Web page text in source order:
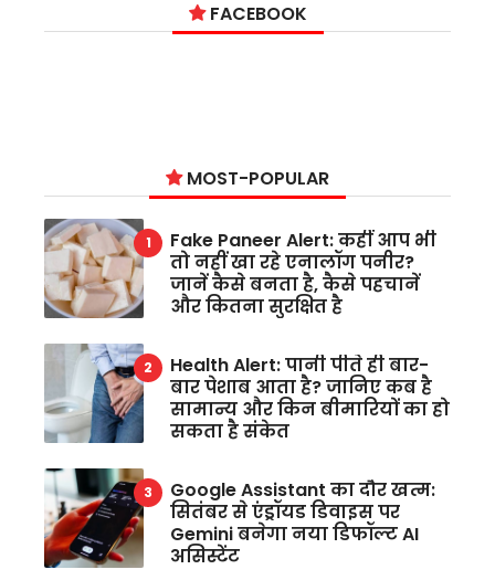
FACEBOOK
MOST-POPULAR
Fake Paneer Alert: कहीं आप भी
तो नहीं खा रहे एनालॉग पनीर?
जानें कैसे बनता है, कैसे पहचानें
और कितना सुरक्षित है
Health Alert: पानी पीते ही बार-
बार पेशाब आता है? जानिए कब है
सामान्य और किन बीमारियों का हो
सकता है संकेत
Google Assistant का दौर खत्म:
सितंबर से एंड्रॉयड डिवाइस पर
Gemini बनेगा नया डिफॉल्ट AI
असिस्टेंट